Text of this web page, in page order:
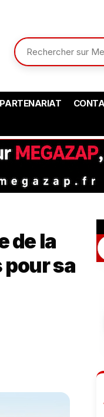
de la
sa